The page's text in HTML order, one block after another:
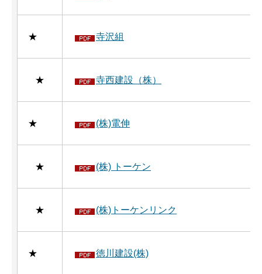
★ 寺沢組
★ 寺西建設（株）
★ (株)電伸
★ (株) トーケン
★ (株)トーケンリンク
★ 徳川建設(株)